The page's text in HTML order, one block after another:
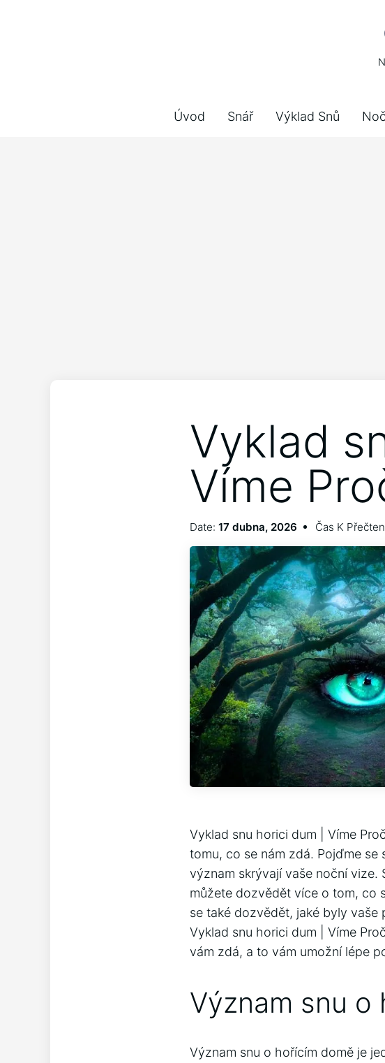
Úvod Snář Výklad Snů
Vyklad
Víme
Date: 17 dubna, 2026 Čas K
Vyklad snu horici dum | Víme
tomu, co se nám zdá. Pojďme
význam skrývají vaše noční vize.
můžete dozvědět více o tom, co
se také dozvědět, jaké byly
Vyklad snu horici dum | Víme
vám zdá, a to vám umožní lépe
Význam snu o
Význam snu o hořícím domě je